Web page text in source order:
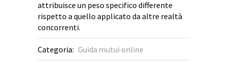
attribuisce un peso specifico differente
rispetto a quello applicato da altre realtà
concorrenti.
Categoria: Guida mutui online